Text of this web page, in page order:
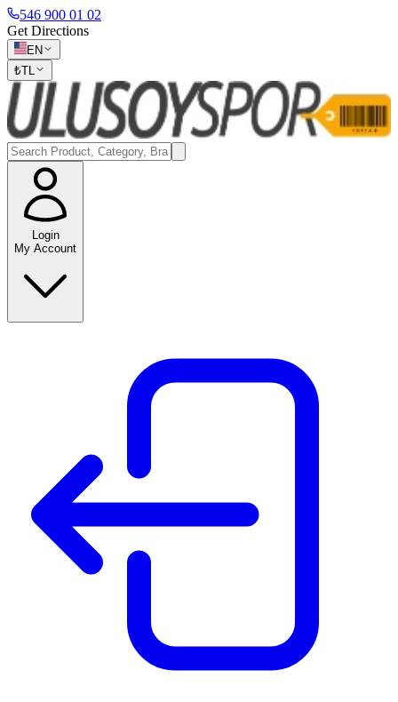
546 900 01 02
Get Directions
EN
₺TL
Login
My Account